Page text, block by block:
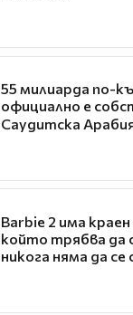
55 милиарда по-
официално е
Саудитска
Barbie 2 има
който трябва да
никога няма да се